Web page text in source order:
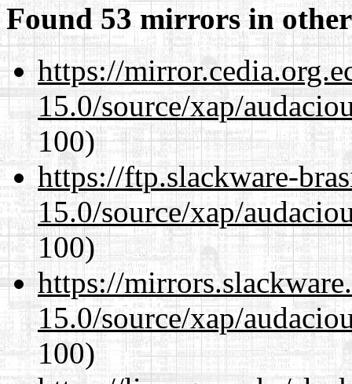
Found 53 mirrors in
https://
15.0/source/xap/
100)
https://ftp.slackware-
15.0/source/xap/
100)
https://
15.0/source/xap/
100)